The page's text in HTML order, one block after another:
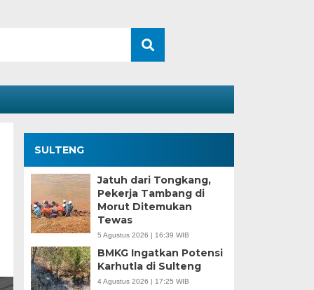
SULTENG
Jatuh dari Tongkang,
Pekerja Tambang di
Morut Ditemukan
Tewas
5 Agustus 2026 | 16:39 WIB
BMKG Ingatkan Potensi
Karhutla di Sulteng
4 Agustus 2026 | 17:25 WIB